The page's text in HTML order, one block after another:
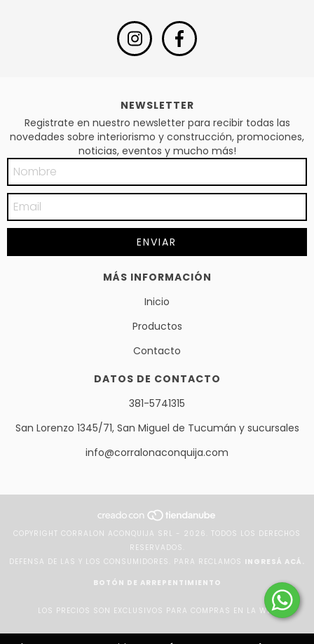
NEWSLETTER
Registrate en nuestro newsletter para recibir todas las
novedades sobre interiorismo y construcción, promociones,
noticias, eventos y mucho más!
MÁS INFORMACIÓN
Inicio
Productos
Contacto
DATOS DE CONTACTO
381-5741315
San Lorenzo 1345/71, San Miguel de Tucumán y sucursales
info@corralonaconquija.com
COPYRIGHT CORRALON ACONQUIJA SRL - 2026. TODOS LOS DERECHOS
RESERVADOS.
DEFENSA DE LAS Y LOS CONSUMIDORES. PARA RECLAMOS INGRESÁ ACÁ.
BOTÓN DE ARREPENTIMIENTO
LOS PRECIOS SON EXCLUSIVOS PARA COMPRAS EN LA WEB